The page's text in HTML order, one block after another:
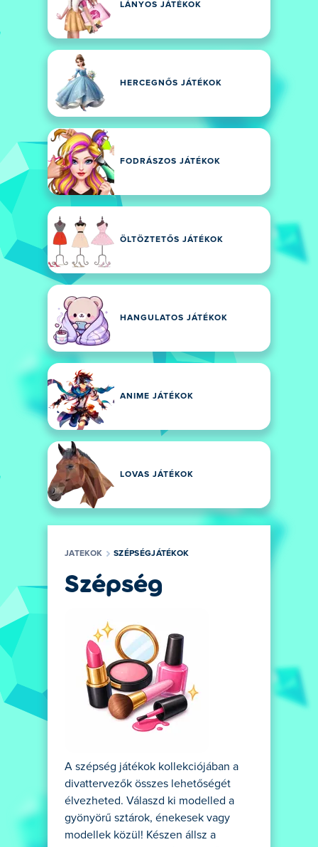
LÁNYOS JÁTÉKOK
HERCEGNŐS JÁTÉKOK
FODRÁSZOS JÁTÉKOK
ÖLTÖZTETŐS JÁTÉKOK
HANGULATOS JÁTÉKOK
ANIME JÁTÉKOK
LOVAS JÁTÉKOK
JATEKOK SZÉPSÉGJÁTÉKOK
Szépség
A szépség játékok kollekciójában a
divattervezők összes lehetőségét
élvezheted. Válaszd ki modelled a
gyönyörű sztárok, énekesek vagy
modellek közül! Készen állsz a